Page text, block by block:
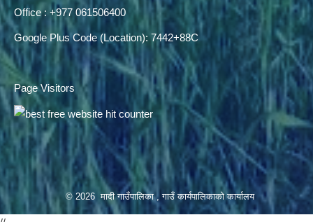
Office : +977 061506400
Google Plus Code (Location): 7442+88C
Page Visitors
© 2026 मादी गाउँपालिका , गाउँ कार्यपालिकाको कार्यालय